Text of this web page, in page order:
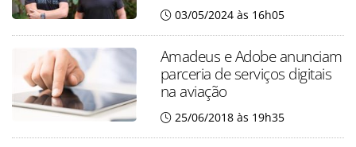
03/05/2024 às 16h05
Amadeus e Adobe anunciam
parceria de serviços digitais
na aviação
25/06/2018 às 19h35